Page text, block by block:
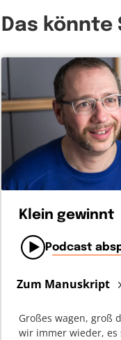
Das könnte
Klein gewinnt
Podcast
Zum Manuskript
Großes wagen, groß
wir immer wieder,